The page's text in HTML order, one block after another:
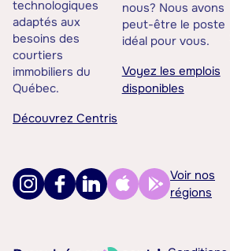
technologiques
adaptés aux
besoins des
courtiers
immobiliers du
Québec.
Découvrez Centris
nous? Nous avons
peut-être le poste
idéal pour vous.
Voyez les emplois
disponibles
Voir nos
régions